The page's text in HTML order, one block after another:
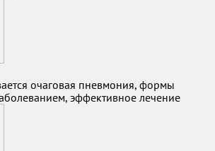
очаговая пневмония, формы
эффективное лечение